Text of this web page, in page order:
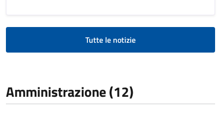
Tutte le notizie
Amministrazione (12)